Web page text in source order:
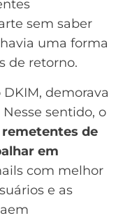
sem saber
uma forma
de retorno.
demorava
sentido, o
de
em
com melhor
e as